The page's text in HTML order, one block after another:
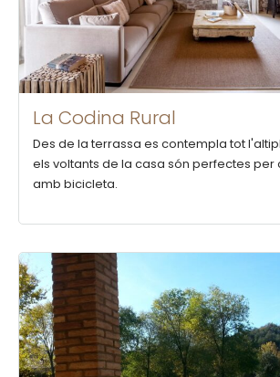
La Codina Rural
Des de la terrassa es contempla tot
els voltants de la casa són perfectes per
amb bicicleta.